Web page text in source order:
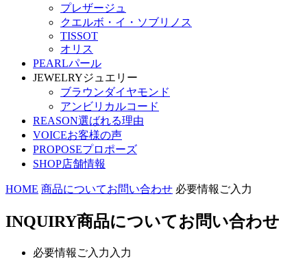
プレザージュ
クエルボ・イ・ソブリノス
TISSOT
オリス
PEARLパール
JEWELRYジュエリー
ブラウンダイヤモンド
アンビリカルコード
REASON選ばれる理由
VOICEお客様の声
PROPOSEプロポーズ
SHOP店舗情報
HOME 商品についてお問い合わせ 必要情報ご入力
INQUIRY商品についてお問い合わせ
必要情報ご入力 入力